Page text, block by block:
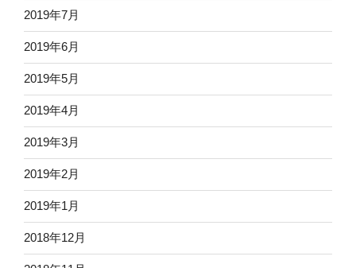
2019年7月
2019年6月
2019年5月
2019年4月
2019年3月
2019年2月
2019年1月
2018年12月